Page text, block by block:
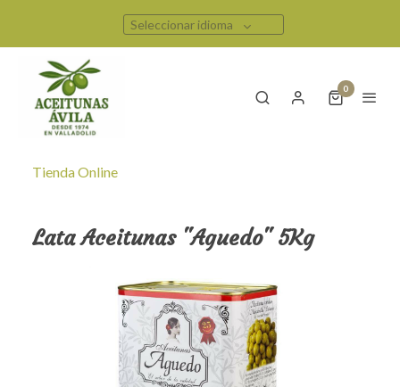
Seleccionar idioma
0
Tienda Online
Lata Aceitunas "Aguedo" 5Kg